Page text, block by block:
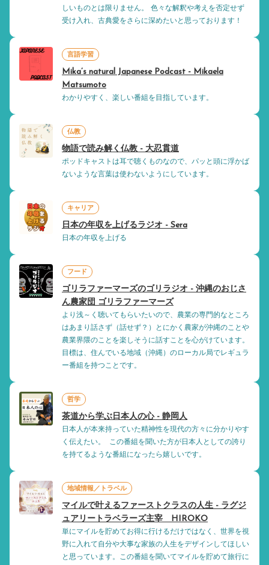
しいものとは限りません。 色々な解釈や考えを否定せず
受け入れ、古典愛をさらに深めたいと思っております！
言語学習
Mika’s natural Japanese Podcast - Mikaela
Matsumoto
わかりやすく、楽しい番組を目指しています。
仏教
物語で読み解く仏教 - 大忍貫道
ポッドキャストは耳で聴くものなので、パッと頭に浮かば
ないような言葉は使わないようにしています。
キャリア
日本の年収を上げるラジオ - Sera
日本の年収を上げる
フード
ゴリラファーマーズのゴリラジオ - 沖縄のおじさ
ん農家団 ゴリラファーマーズ
より浅～く聴いてもらいたいので、農業の専門的なところ
はあまり話さず（話せず？）とにかく農家が沖縄のことや
農業界隈のことを楽しそうに話すことを心がけています。
目標は、住んでいる地域（沖縄）のローカル局でレギュラ
ー番組を持つことです。
哲学
茶道から学ぶ日本人の心 - 静岡人
日本人が本来持っていた精神性を現代の方々に分かりやす
く伝えたい。 この番組を聞いた方が日本人としての誇り
を持てるような番組になったら嬉しいです。
地域情報／トラベル
マイルで叶えるファーストクラスの人生 - ラグジ
ュアリートラベラーズ主宰 HIROKO
単にマイルを貯めてお得に行けるだけではなく、世界を視
野に入れて自分や大事な家族の人生をデザインしてほしい
と思っています。この番組を聞いてマイルを貯めて旅行に